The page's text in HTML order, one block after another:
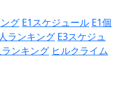
グ E1スケジュール E1個
ランキング E3スケジュ
ランキング ヒルクライム